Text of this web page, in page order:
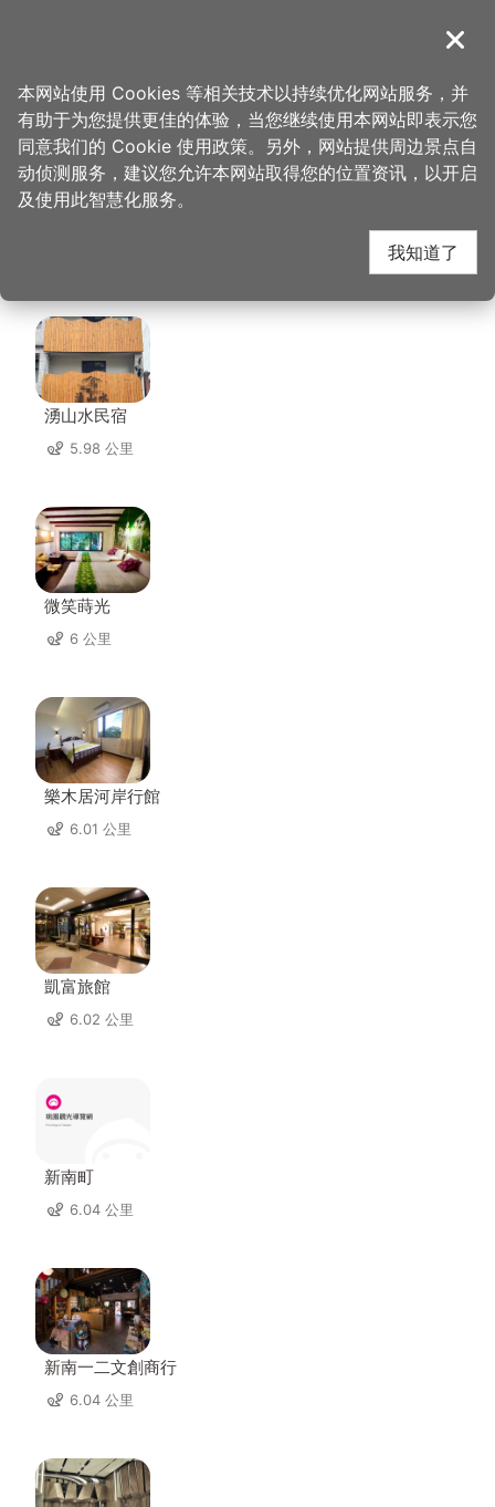
導覽
首页 > 想去的地方 > 美食、购物 > 合家欢阿婆面店
合家欢阿婆面店 周边住
宿
湧山水民宿
5.98 公里
微笑蒔光
6 公里
樂木居河岸行館
6.01 公里
凱富旅館
6.02 公里
新南町
6.04 公里
新南一二文創商行
6.04 公里
关闭
本网站使用 Cookies 等相关技术以持续优化网站服务，并
有助于为您提供更佳的体验，当您继续使用本网站即表示您
同意我们的 Cookie 使用政策。另外，网站提供周边景点自
动侦测服务，建议您允许本网站取得您的位置资讯，以开启
及使用此智慧化服务。
我知道了